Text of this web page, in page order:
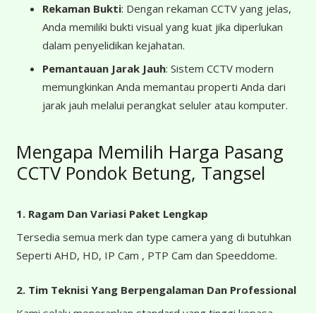
Rekaman Bukti: Dengan rekaman CCTV yang jelas,
Anda memiliki bukti visual yang kuat jika diperlukan
dalam penyelidikan kejahatan.
Pemantauan Jarak Jauh: Sistem CCTV modern
memungkinkan Anda memantau properti Anda dari
jarak jauh melalui perangkat seluler atau komputer.
Mengapa Memilih Harga Pasang
CCTV Pondok Betung, Tangsel
1. Ragam Dan Variasi Paket Lengkap
Tersedia semua merk dan type camera yang di butuhkan
Seperti AHD, HD, IP Cam , PTP Cam dan Speeddome.
2. Tim Teknisi Yang Berpengalaman Dan Professional